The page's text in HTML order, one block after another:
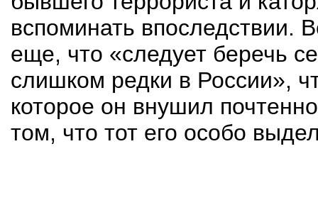
вспоминать впоследствии.
еще, что «следует беречь
слишком редки в России»,
которое он внушил
том, что тот его особо